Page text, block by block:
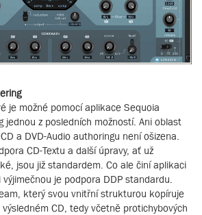
je možné pomocí aplikace Sequoia
jednou z posledních možností. Ani oblast
a DVD-Audio authoringu není ošizena.
CD-Textu a další úpravy, ať už
jsou již standardem. Co ale činí aplikaci
je podpora DDP standardu.
který svou vnitřní strukturou kopíruje
CD, tedy včetně protichybových